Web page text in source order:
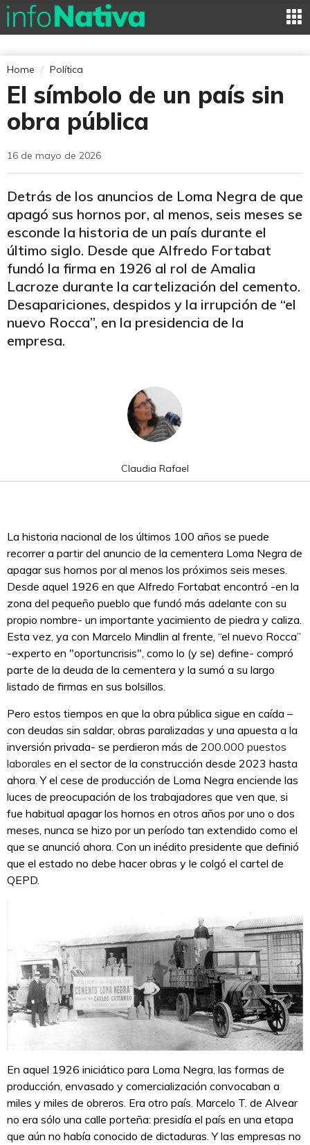
Home Política
El símbolo de un país sin
obra pública
16 de mayo de 2026
Detrás de los anuncios de Loma Negra de que
apagó sus hornos por, al menos, seis meses se
esconde la historia de un país durante el
último siglo. Desde que Alfredo Fortabat
fundó la firma en 1926 al rol de Amalia
Lacroze durante la cartelización del cemento.
Desapariciones, despidos y la irrupción de “el
nuevo Rocca”, en la presidencia de la
empresa.
Claudia Rafael
La historia nacional de los últimos 100 años se puede
recorrer a partir del anuncio de la cementera Loma Negra de
apagar sus hornos por al menos los próximos seis meses.
Desde aquel 1926 en que Alfredo Fortabat encontró -en la
zona del pequeño pueblo que fundó más adelante con su
propio nombre- un importante yacimiento de piedra y caliza.
Esta vez, ya con Marcelo Mindlin al frente, “el nuevo Rocca”
-experto en "oportuncrisis", como lo (y se) define- compró
parte de la deuda de la cementera y la sumó a su largo
listado de firmas en sus bolsillos.
Pero estos tiempos en que la obra pública sigue en caída –
con deudas sin saldar, obras paralizadas y una apuesta a la
inversión privada- se perdieron más de 200.000 puestos
laborales en el sector de la construcción desde 2023 hasta
ahora. Y el cese de producción de Loma Negra enciende las
luces de preocupación de los trabajadores que ven que, si
fue habitual apagar los hornos en otros años por uno o dos
meses, nunca se hizo por un período tan extendido como el
que se anunció ahora. Con un inédito presidente que definió
que el estado no debe hacer obras y le colgó el cartel de
QEPD.
En aquel 1926 iniciático para Loma Negra, las formas de
producción, envasado y comercialización convocaban a
miles y miles de obreros. Era otro país. Marcelo T. de Alvear
no era sólo una calle porteña: presidía el país en una etapa
que aún no había conocido de dictaduras. Y las empresas no